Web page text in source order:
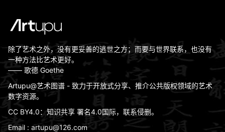
除了艺术之外，没有更妥善的逃世之方；而要与世界联系，也没有
一种方法比艺术更好。
—— 歌德 Goethe
Artupu@艺术图谱 - 致力于开放式分享、推介公共版权领域的艺术
数字资源。
CC BY4.0：知识共享 署名4.0国际，联系侵删。
Email : artupu@126.com